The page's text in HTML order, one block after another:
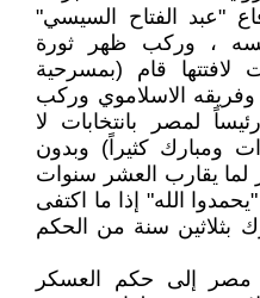
"عبد الفتاح السيسي"
، وركب ظهر ثورة
لافتتها قام (بمسرحية
الاسلاموي وركب
لمصر بانتخابات لا
ومبارك كثيراً) وبدون
يقارب العشر سنوات
الله" إذا ما اكتفى
بثلاثين سنة من الحكم
مصر إلى حكم العسكر